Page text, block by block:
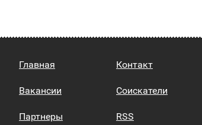
Главная
Вакансии
Партнеры
Контакт
Соискатели
RSS